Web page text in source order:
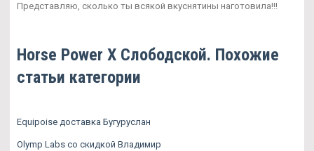
Представляю, сколько ты всякой вкуснятины наготовила!!!
Horse Power X Слободской. Похожие
статьи категории
Equipoise доставка Бугуруслан
Olymp Labs со скидкой Владимир